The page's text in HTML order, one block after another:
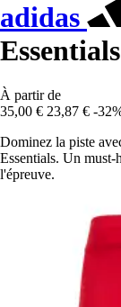
adidas
Essentials
À partir de
35,00 € 23,87 € -
Dominez la piste
Essentials. Un must-
l'épreuve.